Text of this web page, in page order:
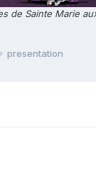
de Sainte Marie
presentation